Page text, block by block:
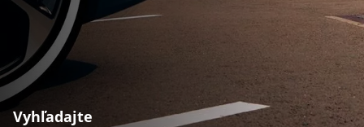
Vyhľadajte